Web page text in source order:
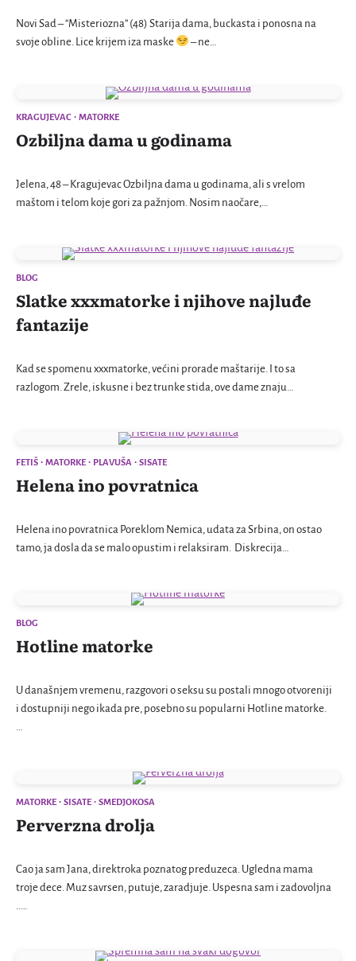
Novi Sad – “Misteriozna” (48) Starija dama, buckasta i ponosna na
svoje obline. Lice krijem iza maske
– ne…
KRAGUJEVAC MATORKE
Ozbiljna dama u godinama
Jelena, 48 – Kragujevac Ozbiljna dama u godinama, ali s vrelom
maštom i telom koje gori za pažnjom. Nosim naočare,…
BLOG
Slatke xxxmatorke i njihove najluđe
fantazije
Kad se spomenu xxxmatorke, većini prorade maštarije. I to sa
razlogom. Zrele, iskusne i bez trunke stida, ove dame znaju…
FETIŠ MATORKE PLAVUŠA SISATE
Helena ino povratnica
Helena ino povratnica Poreklom Nemica, udata za Srbina, on ostao
tamo, ja dosla da se malo opustim i relaksiram. Diskrecija…
BLOG
Hotline matorke
U današnjem vremenu, razgovori o seksu su postali mnogo otvoreniji
i dostupniji nego ikada pre, posebno su popularni Hotline matorke.
…
MATORKE SISATE SMEDJOKOSA
Perverzna drolja
Cao ja sam Jana, direktroka poznatog preduzeca. Ugledna mama
troje dece. Muz savrsen, putuje, zaradjuje. Uspesna sam i zadovoljna
..…